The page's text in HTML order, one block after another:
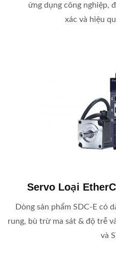
ứng dụng công nghiệp,
xác và hiệu
Servo Loại
Dòng sản phẩm SDC-E có
rung, bù trừ ma sát & độ trễ
và